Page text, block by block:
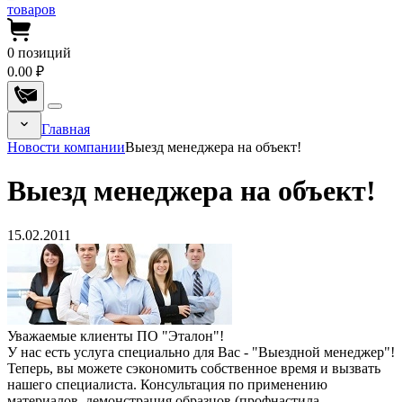
товаров
0 позиций
0.00 ₽
Главная
Новости компанииВыезд менеджера на объект!
Выезд менеджера на объект!
15.02.2011
Уважаемые клиенты ПО "Эталон"!
У нас есть услуга специально для Вас - "Выездной менеджер"!
Теперь, вы можете сэкономить собственное время и вызвать
нашего специалиста. Консультация по применению